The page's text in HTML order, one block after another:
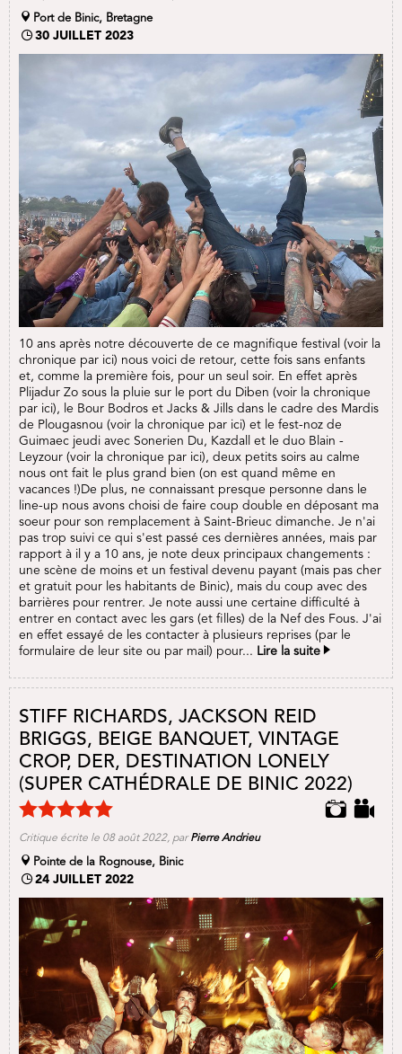
Port de Binic, Bretagne
30 JUILLET 2023
10 ans après notre découverte de ce magnifique festival (voir la
chronique par ici) nous voici de retour, cette fois sans enfants
et, comme la première fois, pour un seul soir. En effet après
Plijadur Zo sous la pluie sur le port du Diben (voir la chronique
par ici), le Bour Bodros et Jacks & Jills dans le cadre des Mardis
de Plougasnou (voir la chronique par ici) et le fest-noz de
Guimaec jeudi avec Sonerien Du, Kazdall et le duo Blain -
Leyzour (voir la chronique par ici), deux petits soirs au calme
nous ont fait le plus grand bien (on est quand même en
vacances !)De plus, ne connaissant presque personne dans le
line-up nous avons choisi de faire coup double en déposant ma
soeur pour son remplacement à Saint-Brieuc dimanche. Je n'ai
pas trop suivi ce qui s'est passé ces dernières années, mais par
rapport à il y a 10 ans, je note deux principaux changements :
une scène de moins et un festival devenu payant (mais pas cher
et gratuit pour les habitants de Binic), mais du coup avec des
barrières pour rentrer. Je note aussi une certaine difficulté à
entrer en contact avec les gars (et filles) de la Nef des Fous. J'ai
en effet essayé de les contacter à plusieurs reprises (par le
formulaire de leur site ou par mail) pour... Lire la suite
STIFF RICHARDS, JACKSON REID
BRIGGS, BEIGE BANQUET, VINTAGE
CROP, DER, DESTINATION LONELY
(SUPER CATHÉDRALE DE BINIC 2022)
Critique écrite le 08 août 2022, parPierre Andrieu
Pointe de la Rognouse, Binic
24 JUILLET 2022